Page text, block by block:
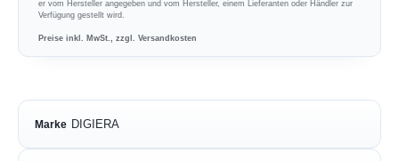
er vom Hersteller angegeben und vom Hersteller, einem Lieferanten oder Händler zur
Verfügung gestellt wird.
Preise inkl. MwSt., zzgl. Versandkosten
Marke DIGIERA